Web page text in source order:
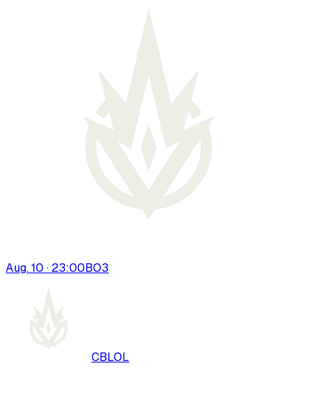
Aug. 10 · 23:00BO3
CBLOL